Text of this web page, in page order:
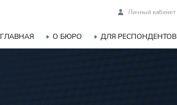
Личный кабинет
ГЛАВНАЯ О БЮРО ДЛЯ РЕСПОНДЕНТОВ